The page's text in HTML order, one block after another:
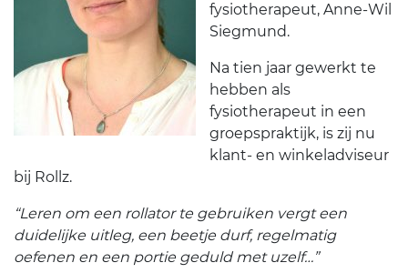
fysiotherapeut, Anne-Wil
Siegmund.
Na tien jaar gewerkt te
hebben als
fysiotherapeut in een
groepspraktijk, is zij nu
klant- en winkeladviseur
bij Rollz.
“Leren om een rollator te gebruiken vergt een
duidelijke uitleg, een beetje durf, regelmatig
oefenen en een portie geduld met uzelf…”